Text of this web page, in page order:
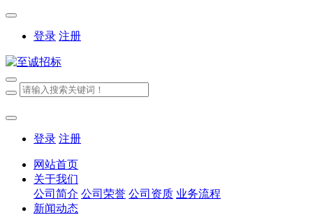
登录 注册
登录 注册
网站首页
关于我们
公司简介 公司荣誉 公司资质 业务流程
新闻动态